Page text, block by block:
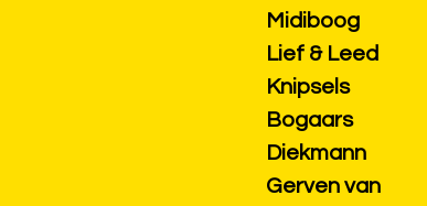
Midiboog
Lief & Leed
Knipsels
Bogaars
Diekmann
Gerven van